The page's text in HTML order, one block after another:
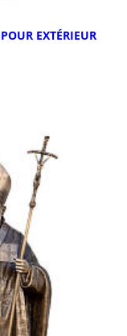
EXTÉRIEUR